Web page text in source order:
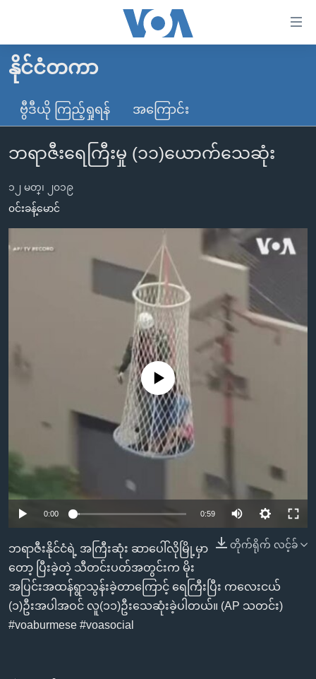
လွယ်ကူ
စေ
သည့်
များ
ပင်မ
အကြောင်းအရာ
ကျော်
ရှာဖွေ
နေရာ
ရန်
မူလစာမျက်နှာ
မြန်မာ
ကမ္ဘာ့သတင်းများ
နိုင်ငံတကာ
တရုတ်
အစ္စရေး-ပါလက်စတိုင်း
ဗွီဒီယို
ရပ်ဝန်းတခု လမ်းတခု အလွန်
အင်္ဂလိပ်စာလေ့လာမယ်
အမေရိကန်သုံးအီဒီယံ
ရုပ်ရှင်ထဲက အင်္ဂလိပ်စာ
အပတ်စဉ်ကဏ္ဍများ
ရေဒီယိုနှင့်ရုပ်သံ အချက်အလက်များ
ရေဒီယို/တီဗွီအစီအစဉ်
ဗွီအိုအေ လူမှုကွန်ယက်များ
နိုင်ငံတကာ
ဗွီဒီယို ကြည့်ရှုရန် အကြောင်း
ဘရာဇီးရေကြီးမှု (၁၁)ယောက်သေဆုံး
၁၂ မတ္၊ ၂၀၁၉
၀င်းခန့်မောင်
No media source currently available
0:00 0:59
တိုက်ရိုက် လင့်ခ်
ဘရာဇီးနိုင်ငံရဲ့ အကြီးဆုံး ဆာပေါ်လိုမြို့မှာ
တော့ ပြီးခဲ့တဲ့ သီတင်းပတ်အတွင်းက မိုး
အပြင်းအထန်ရွာသွန်းခဲ့တာကြောင့် ရေကြီးပြီး ကလေးငယ်
(၁)ဦးအပါအဝင် လူ(၁၁)ဦးသေဆုံးခဲ့ပါတယ်။ (AP သတင်း)
#voaburmese #voasocial